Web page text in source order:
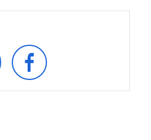
SUIVEZ‑NOUS
SUR
FACEBOOK